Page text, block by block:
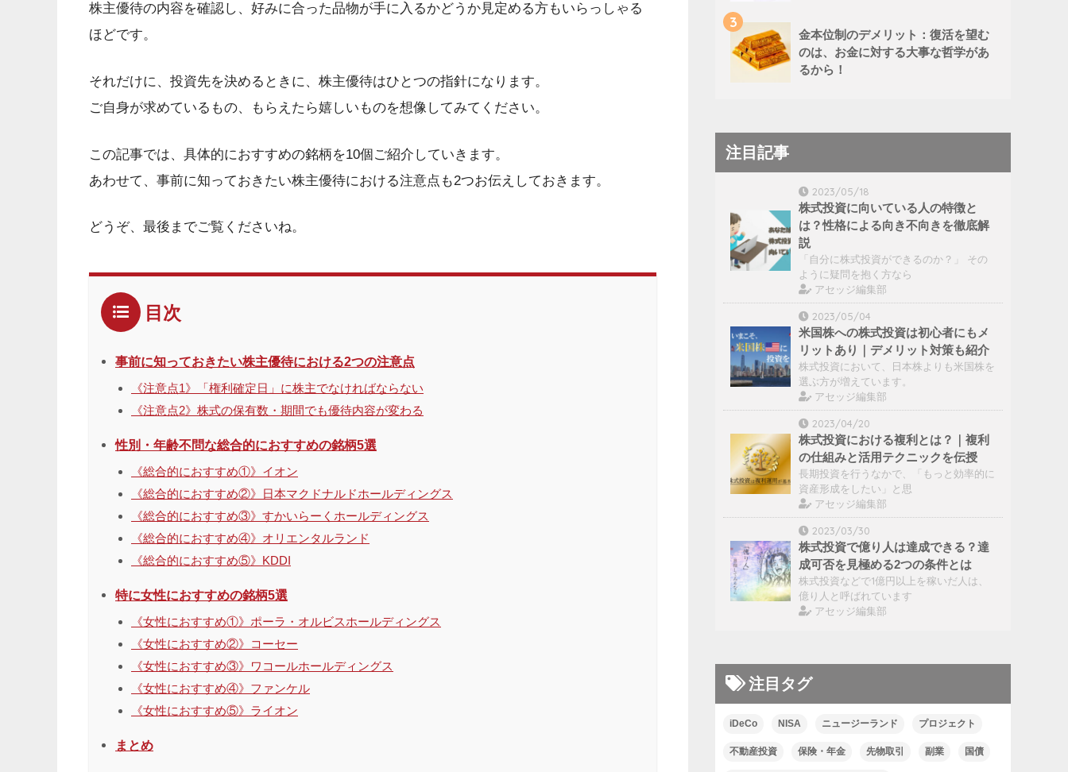
株主優待の内容を確認し、好みに合った品物が手に入るかどうか見定める方もいらっしゃる
ほどです。
それだけに、投資先を決めるときに、株主優待はひとつの指針になります。
ご自身が求めているもの、もらえたら嬉しいものを想像してみてください。
この記事では、具体的におすすめの銘柄を10個ご紹介していきます。
あわせて、事前に知っておきたい株主優待における注意点も2つお伝えしておきます。
どうぞ、最後までご覧くださいね。
目次
事前に知っておきたい株主優待における2つの注意点
《注意点1》「権利確定日」に株主でなければならない
《注意点2》株式の保有数・期間でも優待内容が変わる
性別・年齢不問な総合的におすすめの銘柄5選
《総合的におすすめ①》イオン
《総合的におすすめ②》日本マクドナルドホールディングス
《総合的におすすめ③》すかいらーくホールディングス
《総合的におすすめ④》オリエンタルランド
《総合的におすすめ⑤》KDDI
特に女性におすすめの銘柄5選
《女性におすすめ①》ポーラ・オルビスホールディングス
《女性におすすめ②》コーセー
《女性におすすめ③》ワコールホールディングス
《女性におすすめ④》ファンケル
《女性におすすめ⑤》ライオン
まとめ
3
金本位制のデメリット：復活を望む
のは、お金に対する大事な哲学があ
るから！
注目記事
2023/05/18
株式投資に向いている人の特徴と
は？性格による向き不向きを徹底解
説
「自分に株式投資ができるのか？」 その
ように疑問を抱く方なら
アセッジ編集部
2023/05/04
米国株への株式投資は初心者にもメ
リットあり｜デメリット対策も紹介
株式投資において、日本株よりも米国株を
選ぶ方が増えています。
アセッジ編集部
2023/04/20
株式投資における複利とは？｜複利
の仕組みと活用テクニックを伝授
長期投資を行うなかで、「もっと効率的に
資産形成をしたい」と思
アセッジ編集部
2023/03/30
株式投資で億り人は達成できる？達
成可否を見極める2つの条件とは
株式投資などで1億円以上を稼いだ人は、
億り人と呼ばれています
アセッジ編集部
注目タグ
iDeCo NISA ニュージーランド プロジェクト
不動産投資 保険・年金 先物取引 副業 国債